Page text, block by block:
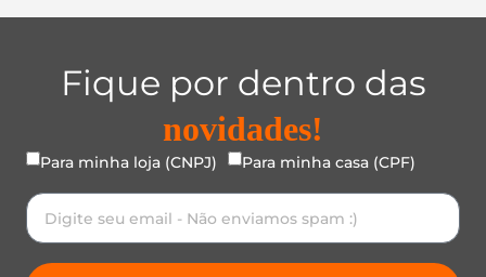
Fique por dentro das
novidades!
Para minha loja (CNPJ) Para minha casa (CPF)